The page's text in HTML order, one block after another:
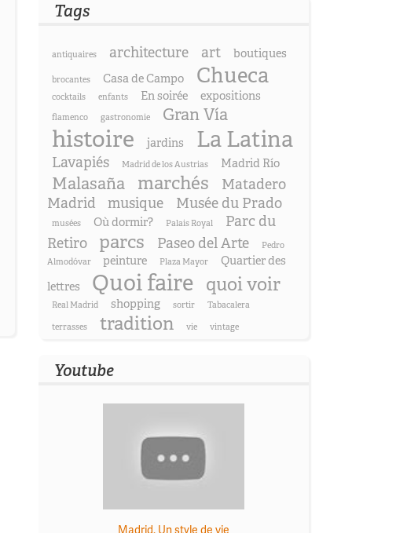
Tags
antiquaires architecture art boutiques
brocantes Casa de Campo Chueca
cocktails enfants En soirée expositions
flamenco gastronomie Gran Vía
histoire jardins La Latina
Lavapiés Madrid de los Austrias Madrid Río
Malasaña marchés
Matadero
Madrid
musique Musée du Prado
musées Où dormir? Palais Royal
Parc du
Retiro
parcs Paseo del Arte
Pedro
Almodóvar
peinture Plaza Mayor
Quartier des
lettres
Quoi faire quoi voir
Real Madrid shopping sortir Tabacalera
terrasses tradition vie vintage
Youtube